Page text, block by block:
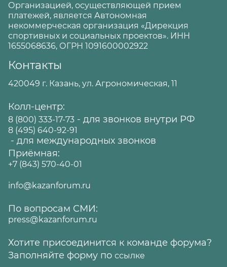
Организацией, осуществляющей прием
платежей, является Автономная
некоммерческая организация «Дирекция
спортивных и социальных проектов». ИНН
1655068636, ОГРН 1091600002922
Контакты
420049 г. Казань, ул. Агрономическая, 11
Колл-центр:
8 (800) 333-17-73 - для звонков внутри РФ
8 (495) 640-92-91
- для международных звонков
Приёмная:
+7 (843) 570-40-01
info@kazanforum.ru
По вопросам СМИ:
press@kazanforum.ru
Хотите присоединится к команде форума?
Заполняйте форму по ссылке